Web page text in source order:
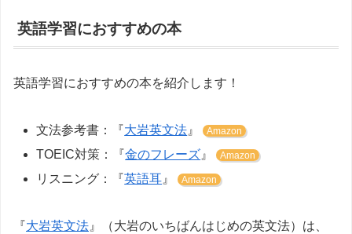
英語学習におすすめの本
英語学習におすすめの本を紹介します！
文法参考書：『大岩英文法 』 Amazon
TOEIC対策：『金のフレーズ 』 Amazon
リスニング：『英語耳 』 Amazon
『大岩英文法 』（大岩のいちばんはじめの英文法）は、